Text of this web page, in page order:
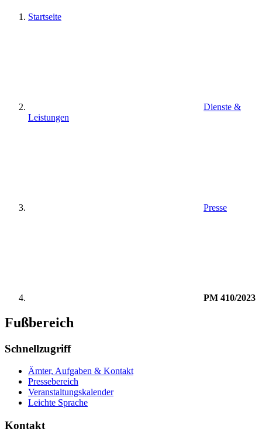
Startseite
Dienste &
Leistungen
Presse
PM 410/2023
Fußbereich
Schnellzugriff
Ämter, Aufgaben & Kontakt
Pressebereich
Veranstaltungskalender
Leichte Sprache
Kontakt